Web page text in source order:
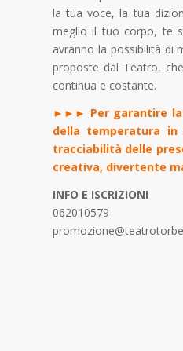
la tua voce, la tua
meglio il tuo corpo, te
avranno la possibilità di
proposte dal Teatro,
continua e costante.
►►► Per garantire la
della temperatura
tracciabilità delle
creativa, divertente
INFO E ISCRIZIONI
062010579